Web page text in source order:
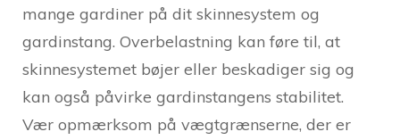
mange gardiner på dit skinnesystem og
gardinstang. Overbelastning kan føre til, at
skinnesystemet bøjer eller beskadiger sig og
kan også påvirke gardinstangens stabilitet.
Vær opmærksom på vægtgrænserne, der er